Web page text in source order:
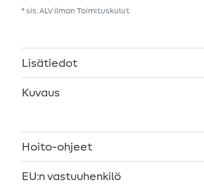
* sis. ALV ilman Toimituskulut
Lisätiedot
Kuvaus
Hoito-ohjeet
EU:n vastuuhenkilö